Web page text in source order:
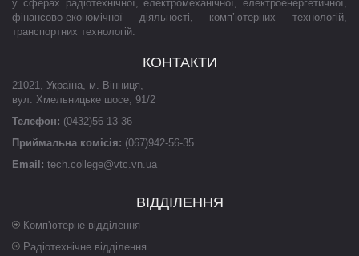
у сферах радіотехнічної, електромеханічної, електроенергетичної,
фінансово-економічної діяльності, комп’ютерних технологій,
транспортних технологій.
КОНТАКТИ
21021, Україна, м. Вінниця,
вул. Хмельницьке шосе, 91/2
Телефон: (0432)56-13-36
Приймальна комісія: (067)942-56-35
Email: tech.college@vtc.vn.ua
ВІДДІЛЕННЯ
Комп'ютерне відділення
Радіотехнічне відділення